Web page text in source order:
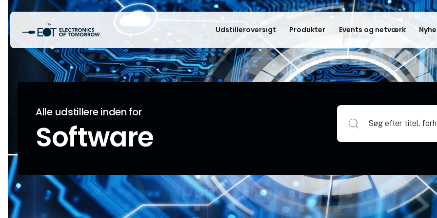
Udstilleroversigt Produkter Events og netværk
Alle udstillere inden for
Software
Søg efter titel,